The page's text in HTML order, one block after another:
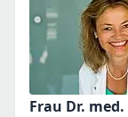
Frau Dr.